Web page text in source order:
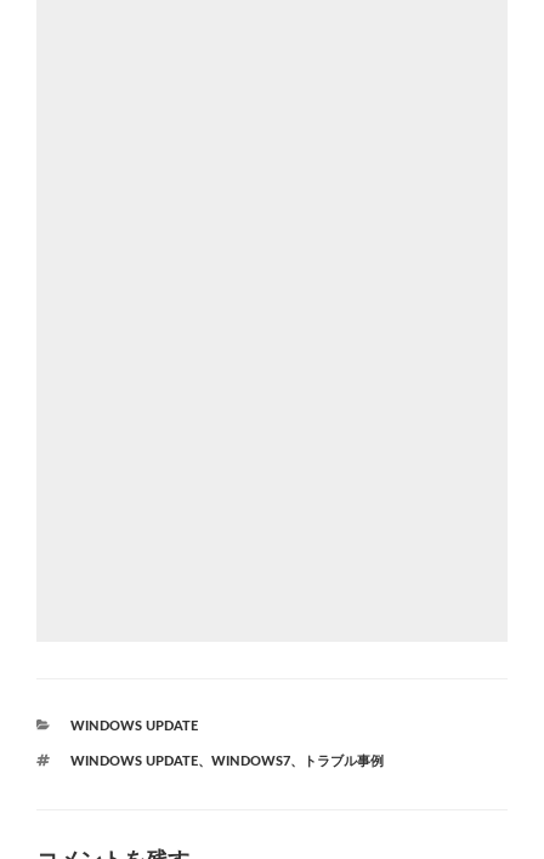
カ
ゴ
WINDOWS UPDATE
タ
WINDOWS UPDATE、 WINDOWS7、 トラブル事例